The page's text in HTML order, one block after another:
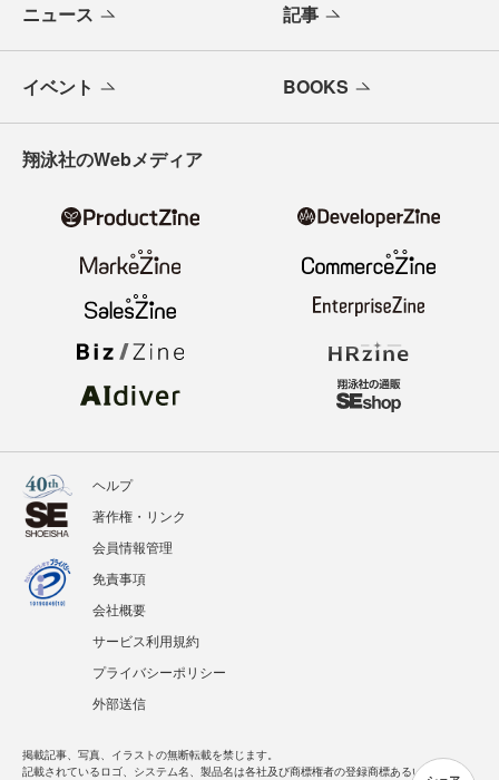
ニュース 記事
イベント BOOKS
翔泳社のWebメディア
ヘルプ
著作権・リンク
会員情報管理
免責事項
会社概要
サービス利用規約
プライバシーポリシー
外部送信
掲載記事、写真、イラストの無断転載を禁じます。
記載されているロゴ、システム名、製品名は各社及び商標権者の登録商標あるいは商標で